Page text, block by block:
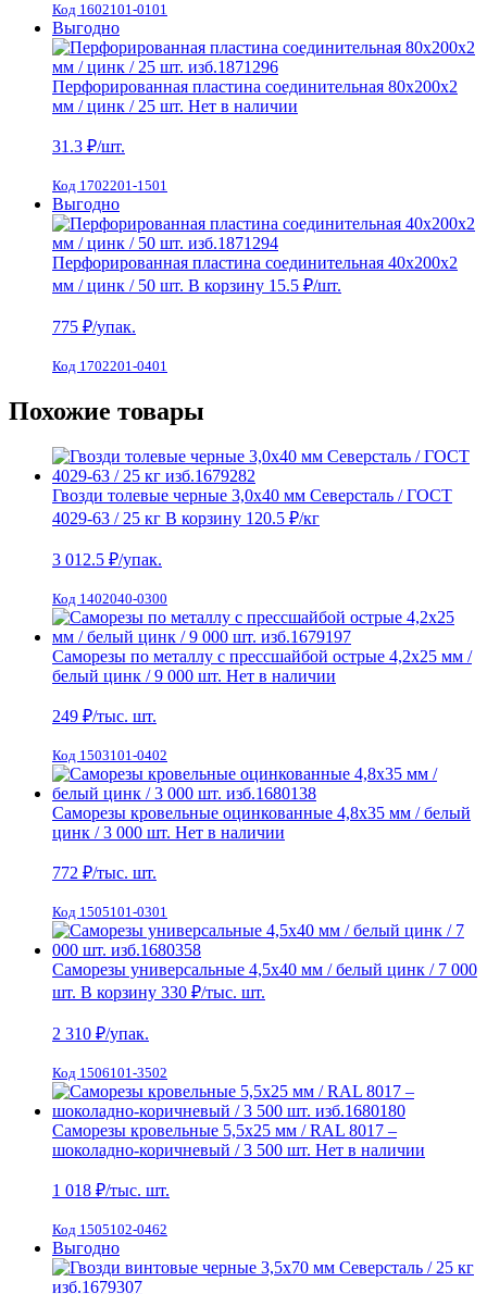
Код 1602101-0101
Выгодно
Перфорированная пластина соединительная 80х200х2
мм / цинк / 25 шт. Нет в наличии
31.3 ₽/шт.
Код 1702201-1501
Выгодно
Перфорированная пластина соединительная 40х200х2
мм / цинк / 50 шт. В корзину 15.5 ₽/шт.
775 ₽/упак.
Код 1702201-0401
Похожие товары
Гвозди толевые черные 3,0х40 мм Северсталь / ГОСТ
4029-63 / 25 кг В корзину 120.5 ₽/кг
3 012.5 ₽/упак.
Код 1402040-0300
Саморезы по металлу с прессшайбой острые 4,2х25 мм /
белый цинк / 9 000 шт. Нет в наличии
249 ₽/тыс. шт.
Код 1503101-0402
Саморезы кровельные оцинкованные 4,8х35 мм / белый
цинк / 3 000 шт. Нет в наличии
772 ₽/тыс. шт.
Код 1505101-0301
Саморезы универсальные 4,5х40 мм / белый цинк / 7 000
шт. В корзину 330 ₽/тыс. шт.
2 310 ₽/упак.
Код 1506101-3502
Саморезы кровельные 5,5х25 мм / RAL 8017 –
шоколадно-коричневый / 3 500 шт. Нет в наличии
1 018 ₽/тыс. шт.
Код 1505102-0462
Выгодно